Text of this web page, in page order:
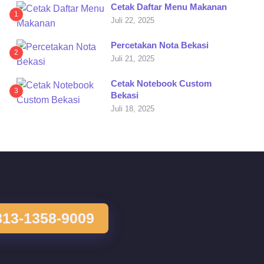
1
Cetak Daftar Menu Makanan
Juli 22, 2025
2
Percetakan Nota Bekasi
Juli 21, 2025
3
Cetak Notebook Custom
Bekasi
Juli 18, 2025
1358-9009